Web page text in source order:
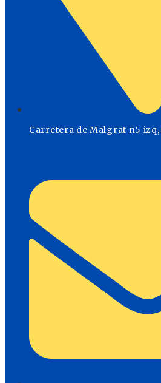
Carretera de Malgrat n5 izq,